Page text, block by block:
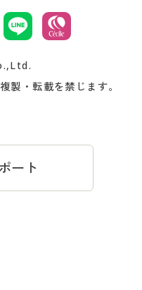
社案内
イトマップ
お支払は
れの場合
製・転載を禁じます。
ート